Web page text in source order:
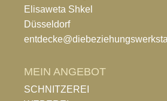
Elisaweta Shkel
Düsseldorf
MEIN ANGEBOT
SCHNITZEREI